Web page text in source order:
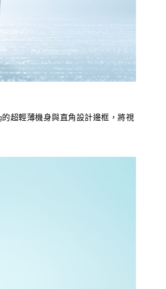
的超輕薄機身與直角設計邊框，將視